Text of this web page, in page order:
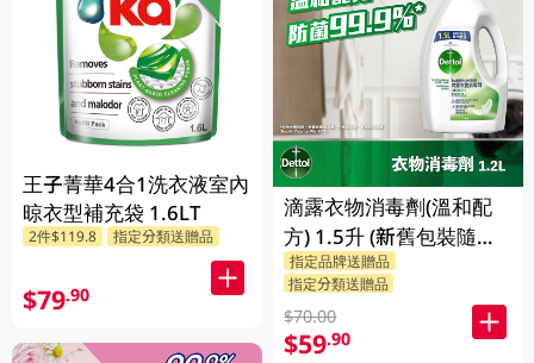
王子菁華4合1洗衣液室內
晾衣型補充袋 1.6LT
2件$119.8 指定分類送贈品
$79.90
滴露衣物消毒劑(溫和配
方) 1.5升 (新舊包裝隨機
發送)
指定品牌送贈品
指定分類送贈品
$70.00
$59.90